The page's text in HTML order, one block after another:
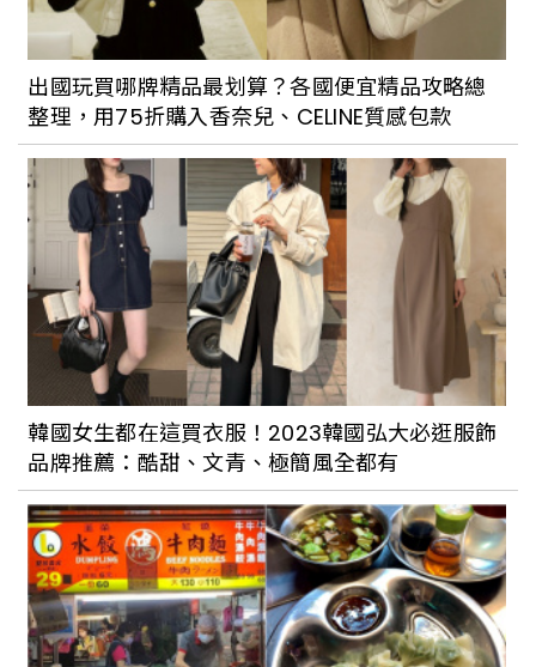
出國玩買哪牌精品最划算？各國便宜精品攻略總
整理，用75折購入香奈兒、CELINE質感包款
韓國女生都在這買衣服！2023韓國弘大必逛服飾
品牌推薦：酷甜、文青、極簡風全都有